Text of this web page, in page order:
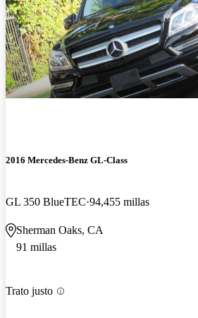
2016 Mercedes-Benz GL-Class
GL 350 BlueTEC 94,455 millas
Sherman Oaks, CA
91 millas
Trato justo